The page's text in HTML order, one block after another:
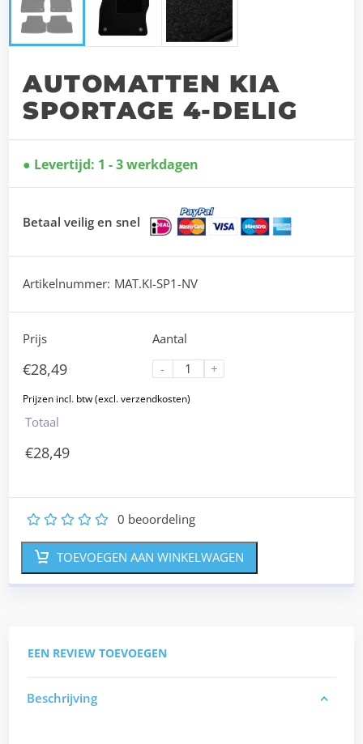
AUTOMATTEN KIA
SPORTAGE 4-DELIG
Levertijd: 1 - 3 werkdagen
Betaal veilig en snel
Artikelnummer: MAT.KI-SP1-NV
Prijs
€28,49
Aantal
-
+
Totaal
€28,49
5
4
3
2 0 beoordeling
TOEVOEGEN AAN WINKELWAGEN
EEN REVIEW TOEVOEGEN
Beschrijving